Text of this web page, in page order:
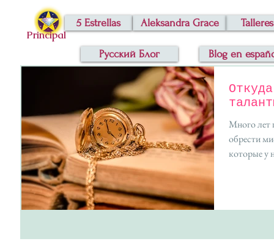
5 Estrellas
Principal
Aleksandra Grace Talleres
Русский Блог Blog en
Много лет
обрести
которые у